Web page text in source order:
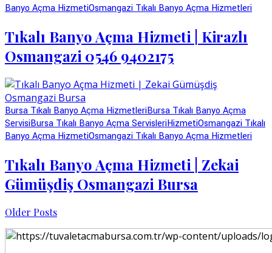
Banyo Açma HizmetiOsmangazi Tıkalı Banyo Açma Hizmetleri
Tıkalı Banyo Açma Hizmeti | Kirazlı
Osmangazi 0546 9402175
Bursa Tıkalı Banyo Açma HizmetleriBursa Tıkalı Banyo Açma
ServisiBursa Tıkalı Banyo Açma ServisleriHizmetiOsmangazi Tıkalı
Banyo Açma HizmetiOsmangazi Tıkalı Banyo Açma Hizmetleri
Tıkalı Banyo Açma Hizmeti | Zekai
Gümüşdiş Osmangazi Bursa
Older Posts